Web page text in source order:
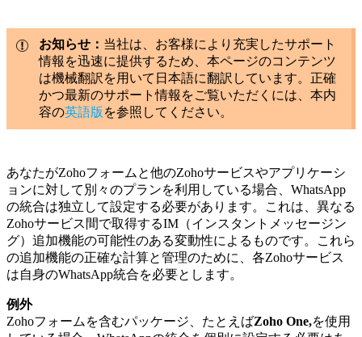
お知らせ： 当社は、お客様により充実したサポート
情報を迅速に提供するため、本ページのコンテンツ
は機械翻訳を用いて日本語に翻訳しています。正確
かつ最新のサポート情報をご覧いただくには、本内
容の英語版 を参照してください。
あなたがZohoフォームと他のZohoサービスやアプリケーシ
ョンに対して別々のプランを利用している場合、WhatsApp
の統合は独立して設定する必要があります。これは、異なる
Zohoサービス間で取得するIM（インスタントメッセージン
グ）追加機能の可能性のある変動性によるものです。これら
の追加機能の正確な計算と管理のために、各Zohoサービス
は自身のWhatsApp統合を必要とします。
例外
Zohoフォームを含むパッケージ、たとえばZoho One,を使用